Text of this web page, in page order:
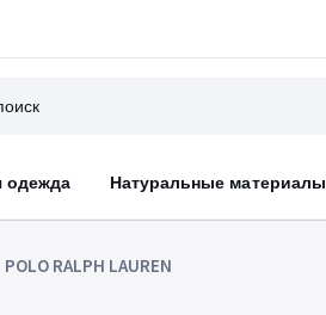
одежда Натуральные материалы
POLO RALPH LAUREN